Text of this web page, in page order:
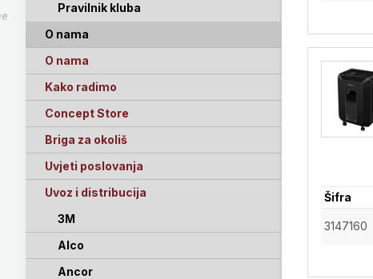
Pravilnik kluba
O nama
O nama
Kako radimo
Concept Store
Briga za okoliš
Uvjeti poslovanja
Uvoz i distribucija
3M
Alco
Ancor
Šifra
3147160